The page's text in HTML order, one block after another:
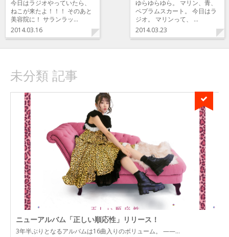
今日はラジオやっていたら、
ねこが来たよ！！！ そのあと
美容院に！ サランラッ…
2014.03.16
ゆらゆらゆら。 マリン、青、
ペプラムスカート。 今日はラ
ジオ。 マリンって、 …
2014.03.23
未分類 記事
ニューアルバム「正しい順応性」リリース！
3年半ぶりとなるアルバムは16曲入りのボリューム。 ——…